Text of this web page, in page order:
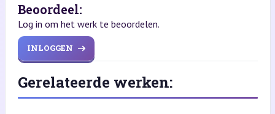
Beoordeel:
Log in om het werk te beoordelen.
INLOGGEN
Gerelateerde werken: